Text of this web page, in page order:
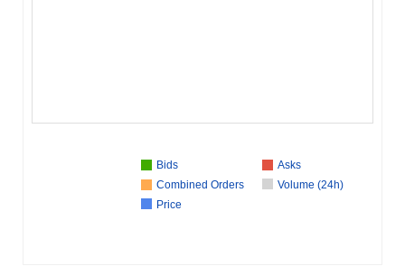
Bids
Asks
Combined Orders
Volume (24h)
Price